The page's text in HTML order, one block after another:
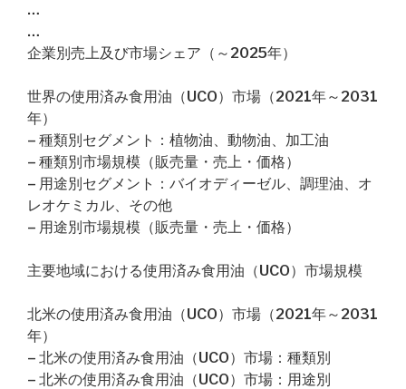
…
…
企業別売上及び市場シェア（～2025年）
世界の使用済み食用油（UCO）市場（2021年～2031
年）
– 種類別セグメント：植物油、動物油、加工油
– 種類別市場規模（販売量・売上・価格）
– 用途別セグメント：バイオディーゼル、調理油、オ
レオケミカル、その他
– 用途別市場規模（販売量・売上・価格）
主要地域における使用済み食用油（UCO）市場規模
北米の使用済み食用油（UCO）市場（2021年～2031
年）
– 北米の使用済み食用油（UCO）市場：種類別
– 北米の使用済み食用油（UCO）市場：用途別